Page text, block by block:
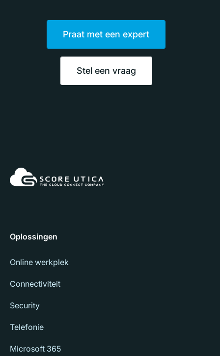
Praat met een expert
Stel een vraag
Oplossingen
Online werkplek
Connectiviteit
Security
Telefonie
Microsoft 365